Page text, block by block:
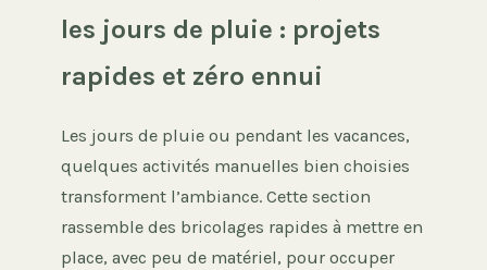
les jours de pluie : projets
rapides et zéro ennui
Les jours de pluie ou pendant les vacances,
quelques activités manuelles bien choisies
transforment l’ambiance. Cette section
rassemble des bricolages rapides à mettre en
place, avec peu de matériel, pour occuper